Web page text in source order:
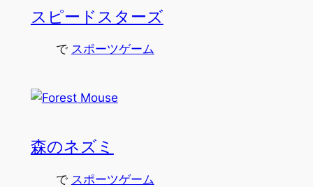
スピードスターズ
で スポーツゲーム
森のネズミ
で スポーツゲーム